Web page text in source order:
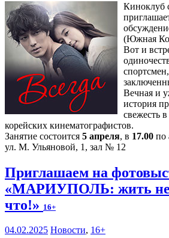
Киноклуб
(Южная
Вот и
Вечная и
история
свежесть
корейских кинематографистов.
Занятие состоится 5 апреля, в 17.00 по
ул. М. Ульяновой, 1, зал № 12
Приглашаем на
«МАРИУПОЛЬ: жить
что!» 16+
04.02.2025 Новости, 16+